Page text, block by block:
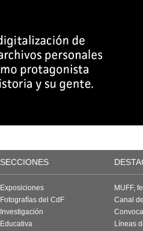
SECCIONES
Exposiciones
Fotografías del CdF
Investigación
Educativa
MUFF,
Canal
Líneas